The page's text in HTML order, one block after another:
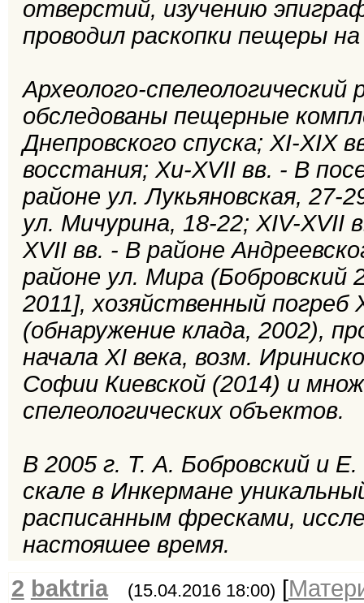
отверстий, изучению
проводил раскопки пещеры
Археолого-спелеологический
обследованы пещерные
Днепровского спуска; XI-XIX
восстания; Хи-XVII вв. - В
районе ул. Лукьяновская, 27-
ул. Мичурина, 18-22; XIV-XVII
XVII вв. - В районе
районе ул. Мира (Бобровский
2011], хозяйственный
(обнаружение клада, 2002),
начала XI века, возм.
Софии Киевской (2014) и
спелеологических объектов.
В 2005 г. Т. А. Бобровский и
скале в Инкермане
расписанным фресками,
настояшее время.
2 baktria (15.04.2016 18:00) [